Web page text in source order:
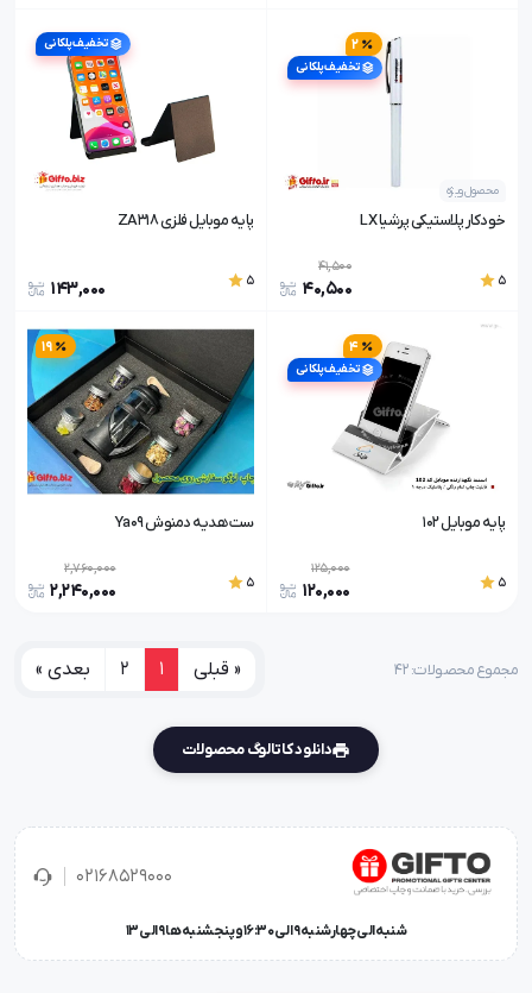
محصول ویژه
خودکار پلاستیکی پرشیا LX
5
41,500
40,500
2
تخفیف پلکانی
پایه موبایل فلزی ZA318
5
143,000
تخفیف پلکانی
پایه موبایل 102
5
125,000
120,000
4
تخفیف پلکانی
ست هدیه دمنوش Ya09
5
2,760,000
2,240,000
19
مجموع محصولات: ۴۲ « قبلی 1
2 بعدی »
دانلود کاتالوگ محصولات
02168529000
شنبه الی چهارشنبه 9 الی 16:30 و پنجشنبه ها 9 الی 13